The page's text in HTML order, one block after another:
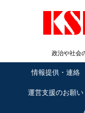
政治や社会
情報提供・連絡
運営支援のお願い